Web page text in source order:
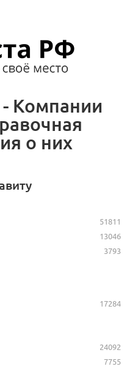
Компании
о них
51811
13046
3793
17284
24092
7755